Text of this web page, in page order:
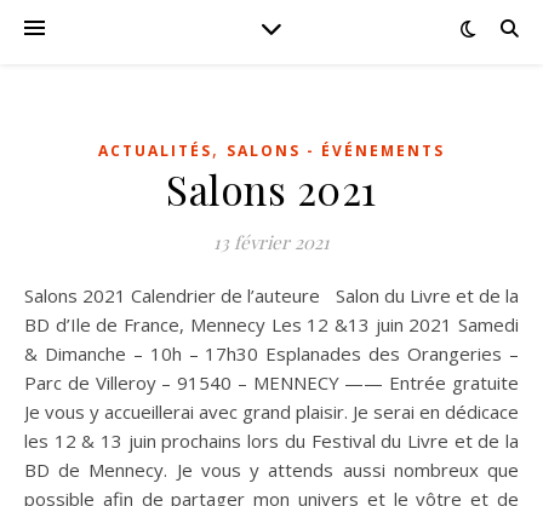
ACTUALITÉS, SALONS - ÉVÉNEMENTS
Salons 2021
13 février 2021
Salons 2021 Calendrier de l’auteure Salon du Livre et de la
BD d’Ile de France, Mennecy Les 12 &13 juin 2021 Samedi
& Dimanche – 10h – 17h30 Esplanades des Orangeries –
Parc de Villeroy – 91540 – MENNECY —— Entrée gratuite
Je vous y accueillerai avec grand plaisir. Je serai en dédicace
les 12 & 13 juin prochains lors du Festival du Livre et de la
BD de Mennecy. Je vous y attends aussi nombreux que
possible afin de partager mon univers et le vôtre et de